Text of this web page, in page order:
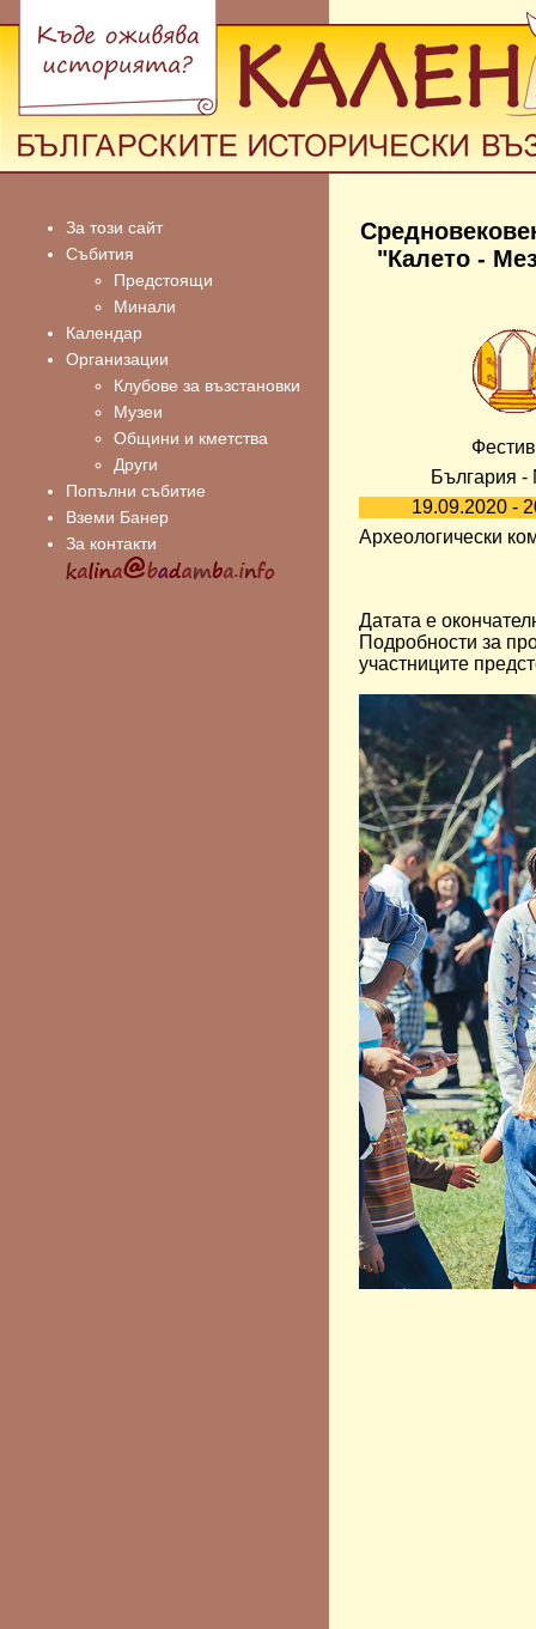
За този сайт
Събития
Предстоящи
Минали
Календар
Организации
Клубове за възстановки
Музеи
Общини и кметства
Други
Попълни събитие
Вземи Банер
За контакти
"Калето -
България -
19.09.2020 -
Археологически
Датата е
Подробности за
участниците